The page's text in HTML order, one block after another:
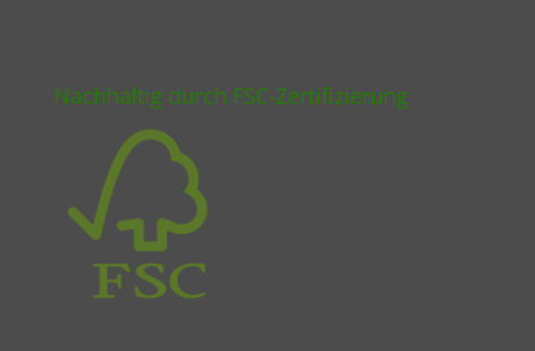
Nachhaltig durch FSC-Zertifizierung